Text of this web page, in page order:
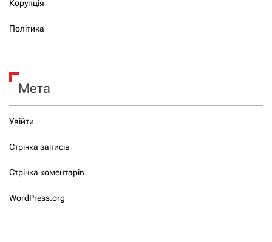
Корупція
Політика
Мета
Увійти
Стрічка записів
Стрічка коментарів
WordPress.org